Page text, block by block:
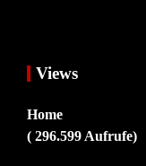
Views
Home
( 296.599 Aufrufe)